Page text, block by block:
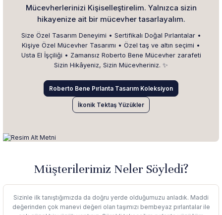
Mücevherlerinizi Kişiselleştirelim. Yalnızca sizin
hikayenize ait bir mücevher tasarlayalım.
Size Özel Tasarım Deneyimi • Sertifikalı Doğal Pırlantalar •
Kişiye Özel Mücevher Tasarımı • Özel taş ve altın seçimi •
Usta El İşçiliği • Zamansız Roberto Bene Mücevher zarafeti
Sizin Hikâyeniz, Sizin Mücevheriniz. ✨
Roberto Bene Pırlanta Tasarım Koleksiyon
İkonik Tektaş Yüzükler
Müşterilerimiz Neler Söyledi?
Sizinle ilk tanıştığımızda da doğru yerde olduğumuzu anladık. Maddi
değerinden çok manevi değeri olan taşımızı bembeyaz pırlantalar ile